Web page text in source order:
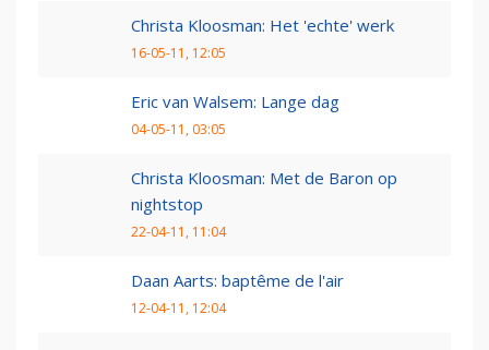
Christa Kloosman: Het 'echte' werk
16-05-11, 12:05
Eric van Walsem: Lange dag
04-05-11, 03:05
Christa Kloosman: Met de Baron op
nightstop
22-04-11, 11:04
Daan Aarts: baptême de l'air
12-04-11, 12:04